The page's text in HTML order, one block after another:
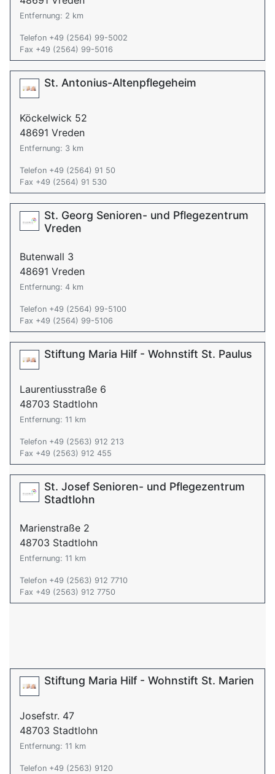
Entfernung: 2 km
Telefon +49 (2564) 99-5002
Fax +49 (2564) 99-5016
St. Antonius-Altenpflegeheim
Köckelwick 52
48691 Vreden
Entfernung: 3 km
Telefon +49 (2564) 91 50
Fax +49 (2564) 91 530
St. Georg Senioren- und Pflegezentrum
Vreden
Butenwall 3
48691 Vreden
Entfernung: 4 km
Telefon +49 (2564) 99-5100
Fax +49 (2564) 99-5106
Stiftung Maria Hilf - Wohnstift St. Paulus
Laurentiusstraße 6
48703 Stadtlohn
Entfernung: 11 km
Telefon +49 (2563) 912 213
Fax +49 (2563) 912 455
St. Josef Senioren- und Pflegezentrum
Stadtlohn
Marienstraße 2
48703 Stadtlohn
Entfernung: 11 km
Telefon +49 (2563) 912 7710
Fax +49 (2563) 912 7750
Stiftung Maria Hilf - Wohnstift St. Marien
Josefstr. 47
48703 Stadtlohn
Entfernung: 11 km
Telefon +49 (2563) 9120